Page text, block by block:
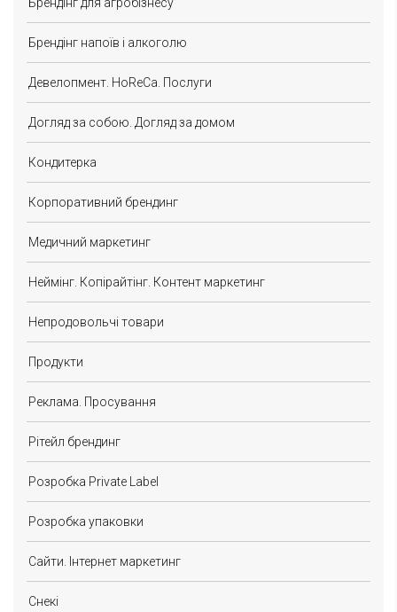
Брендінг для агробізнесу
Брендінг напоїв і алкоголю
Девелопмент. HoReCa. Послуги
Догляд за собою. Догляд за домом
Кондитерка
Корпоративний брендинг
Медичний маркетинг
Неймінг. Копірайтінг. Контент маркетинг
Непродовольчі товари
Продукти
Реклама. Просування
Рітейл брендинг
Розробка Private Label
Розробка упаковки
Сайти. Інтернет маркетинг
Снекі